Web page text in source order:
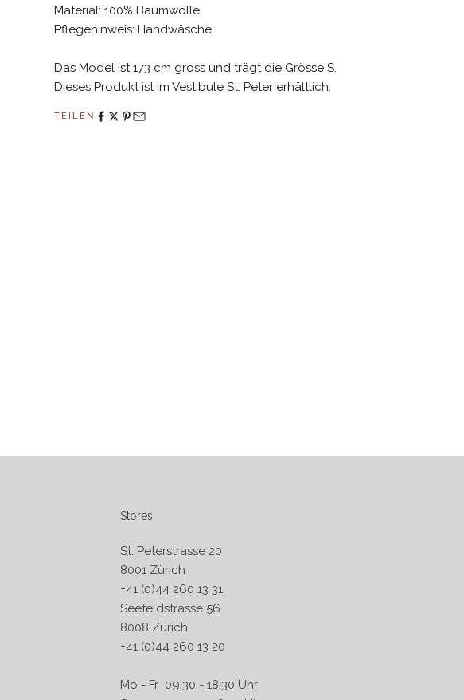
Material: 100% Baumwolle
Pflegehinweis: Handwäsche
Das Model ist 173 cm gross und trägt die Grösse S.
Dieses Produkt ist im Vestibule St. Peter erhältlich.
TEILEN
Stores
St. Peterstrasse 20
8001 Zürich
+41 (0)44 260 13 31
Seefeldstrasse 56
8008 Zürich
+41 (0)44 260 13 20
Mo - Fr 09:30 - 18:30 Uhr